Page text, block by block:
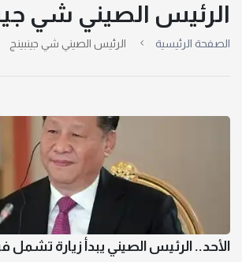
الرئيس الصيني شي
الصفحة الرئيسية الرئيس الصيني شي جينبينج
الأحد.. الرئيس الصيني يبدأ زيارة تشمل